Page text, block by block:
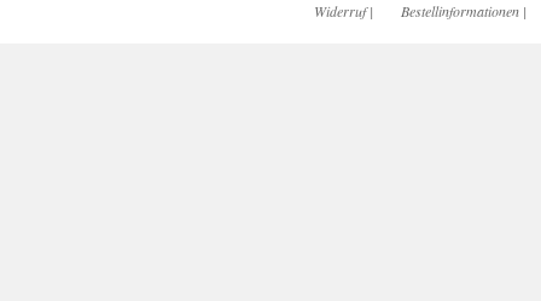
Widerruf| Bestellinformationen |